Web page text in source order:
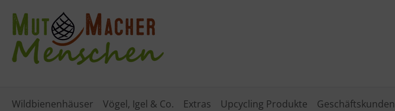
Sprungnavigation
Springe zum Inhalt
Wildbienenhäuser Vögel, Igel & Co. Extras Upcycling Produkte Geschäftskunden